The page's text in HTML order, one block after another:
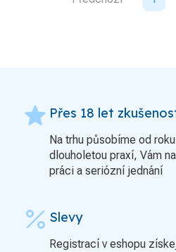
grade Přes 18 let
Na trhu působíme od
dlouholetou praxí, Vám
práci a seriózní jednání
percent Slevy
Registrací v eshopu